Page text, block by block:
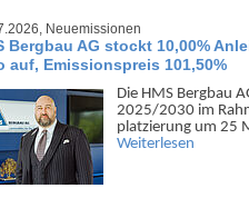
Neuemissionen
Bergbau AG stockt 10,00%
auf, Emissionspreis 101,50%
Die HMS Bergbau
2025/2030 im
platzierung um 25
Weiterlesen